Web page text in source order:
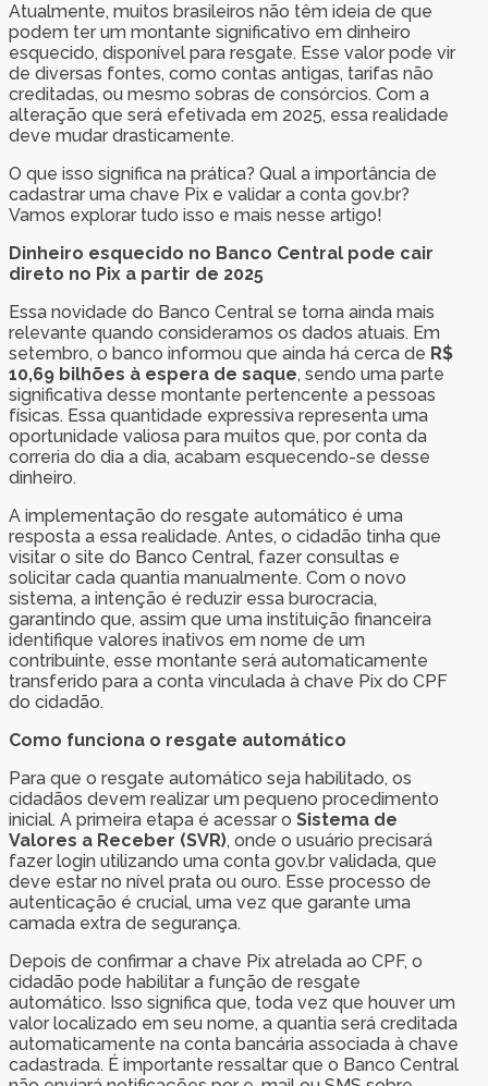
Atualmente, muitos brasileiros não têm ideia de que
podem ter um montante significativo em dinheiro
esquecido, disponível para resgate. Esse valor pode vir
de diversas fontes, como contas antigas, tarifas não
creditadas, ou mesmo sobras de consórcios. Com a
alteração que será efetivada em 2025, essa realidade
deve mudar drasticamente.
O que isso significa na prática? Qual a importância de
cadastrar uma chave Pix e validar a conta gov.br?
Vamos explorar tudo isso e mais nesse artigo!
Dinheiro esquecido no Banco Central pode cair
direto no Pix a partir de 2025
Essa novidade do Banco Central se torna ainda mais
relevante quando consideramos os dados atuais. Em
setembro, o banco informou que ainda há cerca de R$
10,69 bilhões à espera de saque, sendo uma parte
significativa desse montante pertencente a pessoas
físicas. Essa quantidade expressiva representa uma
oportunidade valiosa para muitos que, por conta da
correria do dia a dia, acabam esquecendo-se desse
dinheiro.
A implementação do resgate automático é uma
resposta a essa realidade. Antes, o cidadão tinha que
visitar o site do Banco Central, fazer consultas e
solicitar cada quantia manualmente. Com o novo
sistema, a intenção é reduzir essa burocracia,
garantindo que, assim que uma instituição financeira
identifique valores inativos em nome de um
contribuinte, esse montante será automaticamente
transferido para a conta vinculada à chave Pix do CPF
do cidadão.
Como funciona o resgate automático
Para que o resgate automático seja habilitado, os
cidadãos devem realizar um pequeno procedimento
inicial. A primeira etapa é acessar o Sistema de
Valores a Receber (SVR), onde o usuário precisará
fazer login utilizando uma conta gov.br validada, que
deve estar no nível prata ou ouro. Esse processo de
autenticação é crucial, uma vez que garante uma
camada extra de segurança.
Depois de confirmar a chave Pix atrelada ao CPF, o
cidadão pode habilitar a função de resgate
automático. Isso significa que, toda vez que houver um
valor localizado em seu nome, a quantia será creditada
automaticamente na conta bancária associada à chave
cadastrada. É importante ressaltar que o Banco Central